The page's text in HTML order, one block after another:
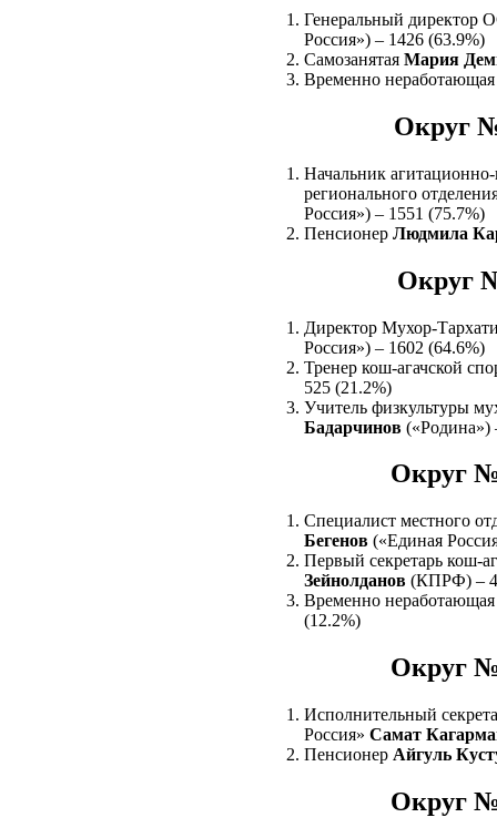
Генеральный директор
Россия») – 1426 (63.9%)
Самозанятая Мария
Временно
Округ
Начальник
регионального
Россия») – 1551 (75.7%)
Пенсионер Людмила
Округ
Директор Мухор-
Россия») – 1602 (64.6%)
Тренер кош-агачской
525 (21.2%)
Учитель физкультуры
Бадарчинов («Родина»)
Округ
Специалист местного
Бегенов («Единая
Первый секретарь кош-
Зейнолданов (КПРФ) –
Временно
(12.2%)
Округ
Исполнительный
Россия» Самат
Пенсионер Айгуль
Округ